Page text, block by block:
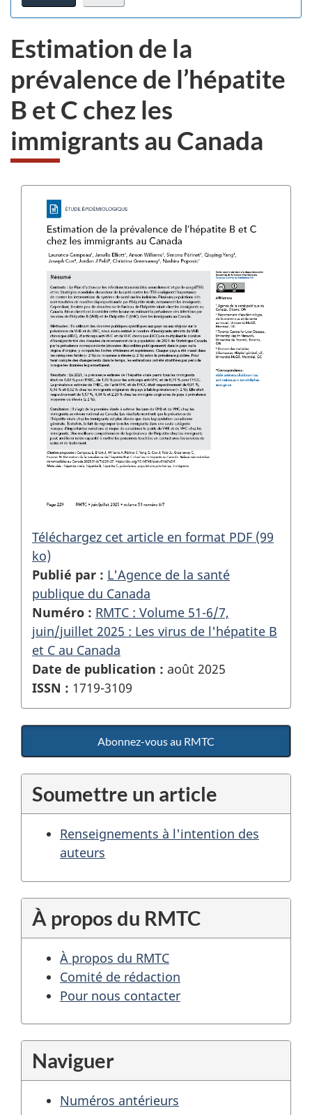
au
je
pas
au
sondage
du
site
web,
.
Estimation de la
prévalence de l’hépatite
B et C chez les
immigrants au Canada
Téléchargez cet article en format PDF (99
ko)
Publié par : L'Agence de la santé
publique du Canada
Numéro : RMTC : Volume 51-6/7,
juin/juillet 2025 : Les virus de l'hépatite B
et C au Canada
Date de publication : août 2025
ISSN : 1719-3109
Abonnez-vous au RMTC
Soumettre un article
Renseignements à l'intention des
auteurs
À propos du RMTC
À propos du RMTC
Comité de rédaction
Pour nous contacter
Naviguer
Numéros antérieurs